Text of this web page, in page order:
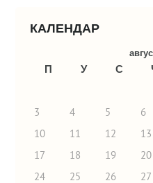
КАЛЕНДАР
П У С
3
4 5 6
10
11 12 13
17
18 19 20
24
25 26 27